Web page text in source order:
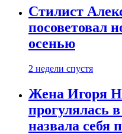
Стилист
посоветовал
осенью
2 недели спустя
Жена Игоря
прогулялась
назвала себя